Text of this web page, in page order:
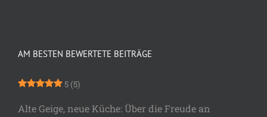
AM BESTEN BEWERTETE BEITRÄGE
5 (5)
Alte Geige, neue Küche: Über die Freude an